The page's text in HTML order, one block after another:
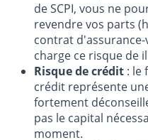
de SCPI, vous ne
revendre vos parts
contrat
charge ce risque de
Risque de crédit : le
crédit représente
fortement
pas le capital
moment.